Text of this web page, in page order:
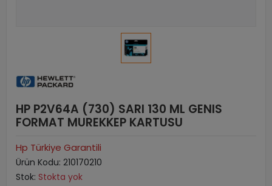
HP P2V64A (730) SARI 130 ML GENIS
FORMAT MUREKKEP KARTUSU
Hp Türkiye Garantili
Ürün Kodu: 210170210
Stok: Stokta yok